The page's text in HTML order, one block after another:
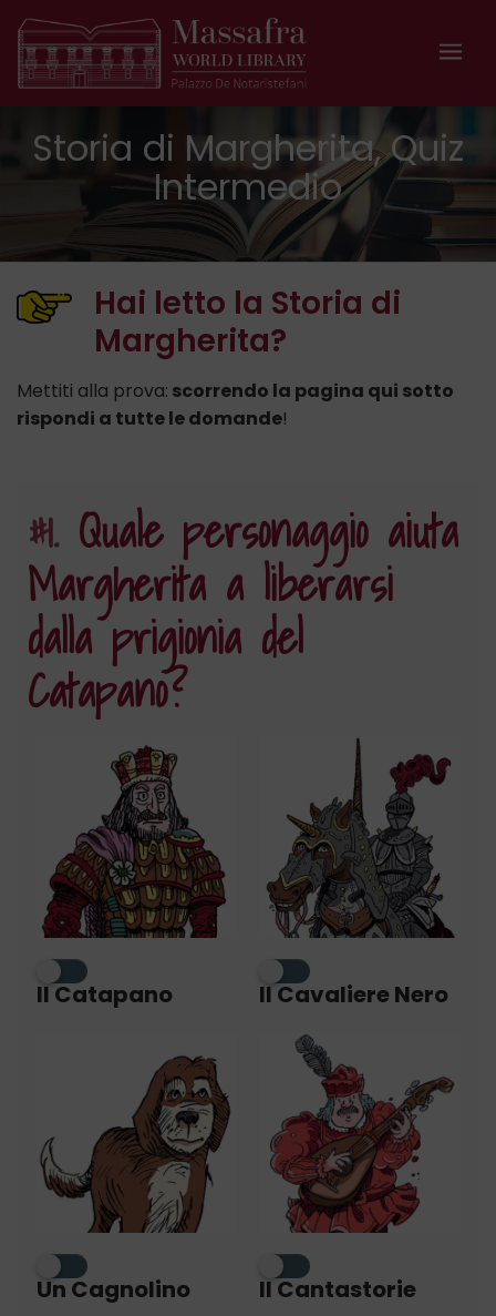
Storia di Margherita, Quiz
Intermedio
Hai letto la Storia di
Margherita?
Mettiti alla prova: scorrendo la pagina qui sotto
rispondi a tutte le domande!
#1.Quale personaggio aiuta
Margherita a liberarsi
dalla prigionia del
Catapano?
Il Catapano Il Cavaliere Nero
Un Cagnolino Il Cantastorie